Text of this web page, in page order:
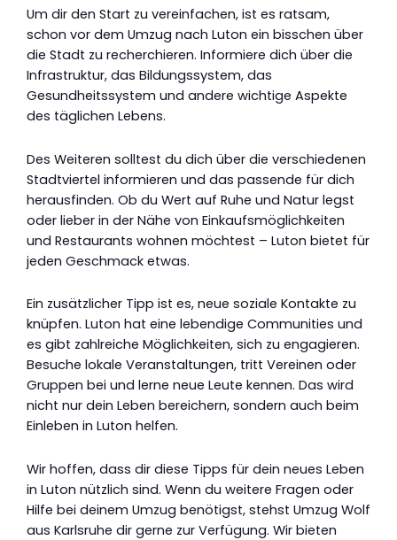
Um dir den Start zu vereinfachen, ist es ratsam,
schon vor dem Umzug nach Luton ein bisschen über
die Stadt zu recherchieren. Informiere dich über die
Infrastruktur, das Bildungssystem, das
Gesundheitssystem und andere wichtige Aspekte
des täglichen Lebens.
Des Weiteren solltest du dich über die verschiedenen
Stadtviertel informieren und das passende für dich
herausfinden. Ob du Wert auf Ruhe und Natur legst
oder lieber in der Nähe von Einkaufsmöglichkeiten
und Restaurants wohnen möchtest – Luton bietet für
jeden Geschmack etwas.
Ein zusätzlicher Tipp ist es, neue soziale Kontakte zu
knüpfen. Luton hat eine lebendige Communities und
es gibt zahlreiche Möglichkeiten, sich zu engagieren.
Besuche lokale Veranstaltungen, tritt Vereinen oder
Gruppen bei und lerne neue Leute kennen. Das wird
nicht nur dein Leben bereichern, sondern auch beim
Einleben in Luton helfen.
Wir hoffen, dass dir diese Tipps für dein neues Leben
in Luton nützlich sind. Wenn du weitere Fragen oder
Hilfe bei deinem Umzug benötigst, stehst Umzug Wolf
aus Karlsruhe dir gerne zur Verfügung. Wir bieten